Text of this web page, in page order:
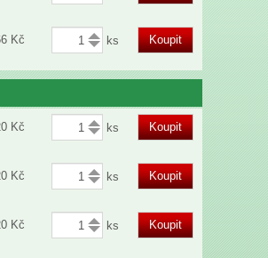
Kč Koupit
Kč Koupit
Kč Koupit
Kč Koupit